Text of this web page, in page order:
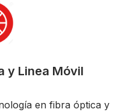
y Linea Móvil
en fibra óptica y